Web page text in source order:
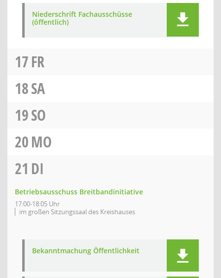
Niederschrift Fachausschüsse
(öffentlich)
17FR
18SA
19SO
20MO
21 DI
Betriebsausschuss Breitbandinitiative
17:00-18:05 Uhr
im großen Sitzungssaal des Kreishauses
Bekanntmachung Öffentlichkeit